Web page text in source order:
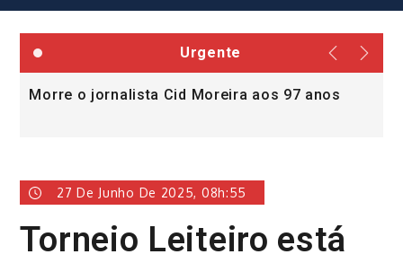
Urgente
Morre o jornalista Cid Moreira aos 97 anos
27 De Junho De 2025, 08h:55
Torneio Leiteiro está